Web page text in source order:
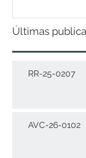
Últimas
RR-25-0207
AVC-26-0102